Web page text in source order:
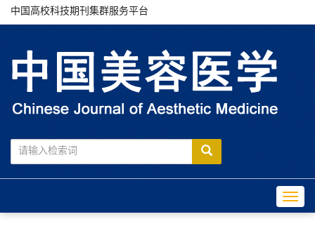
中国高校科技期刊集群服务平台